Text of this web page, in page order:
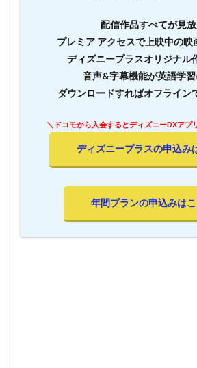
配信作品すべてが見
プレミア アクセスで上映中の映
ディズニープラスオリジナル
音声&字幕機能が英語学
ダウンロードすればオフライン
＼ドコモから入会するとディズニーDXアプ
ディズニープラスの申込み
年間プランの申込みは